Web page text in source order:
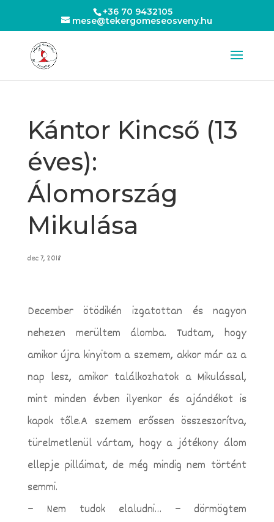
+36 70 9432105
mese@tekergomeseosveny.hu
Kántor Kincső (13
éves):
Álomország
Mikulása
dec 7, 2018
December ötödikén izgatottan és nagyon
nehezen merültem álomba. Tudtam, hogy
amikor újra kinyitom a szemem, akkor már az a
nap lesz, amikor találkozhatok a Mikulással,
mint minden évben ilyenkor és ajándékot is
kapok tőle.A szemem erőssen összeszorítva,
türelmetlenül vártam, hogy a jótékony álom
ellepje pilláimat, de még mindig nem történt
semmi.
– Nem tudok elaludni… – dörmögtem